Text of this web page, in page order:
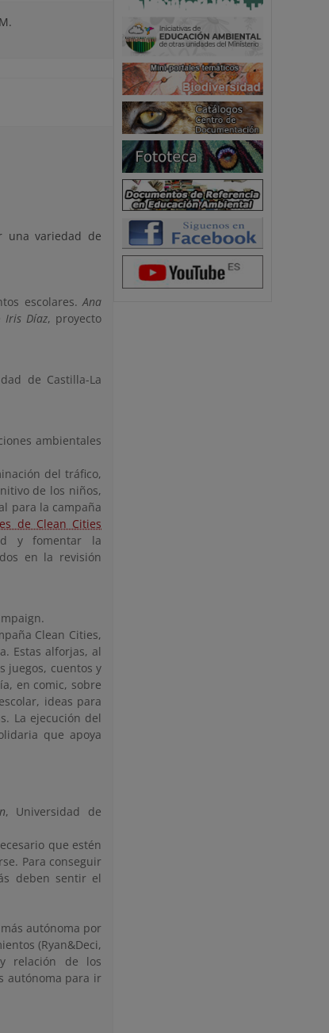
una variedad de
escolares. Ana
Iris Díaz, proyecto
de Castilla-La
ambientales
del tráfico,
de los niños,
para la campaña
de Clean Cities
y fomentar la
en la revisión
Clean Cities,
Estas alforjas, al
juegos, cuentos y
en comic, sobre
ideas para
La ejecución del
que apoya
, Universidad de
que estén
Para conseguir
deben sentir el
autónoma por
(Ryan&Deci,
relación de los
autónoma para ir